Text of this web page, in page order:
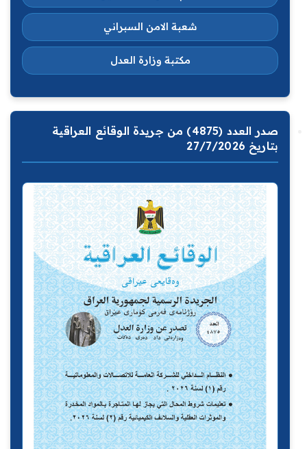
شعبة الامن السبراني
مكتبة وزارة العدل
صدر العدد (4875) من جريدة الوقائع العراقية
بتاريخ 27/7/2026